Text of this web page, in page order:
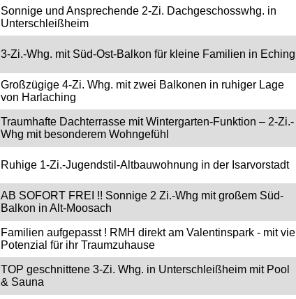
Sonnige und Ansprechende 2-Zi. Dachgeschosswhg. in
Unterschleißheim
3-Zi.-Whg. mit Süd-Ost-Balkon für kleine Familien in Eching
Großzügige 4-Zi. Whg. mit zwei Balkonen in ruhiger Lage
von Harlaching
Traumhafte Dachterrasse mit Wintergarten-Funktion – 2-Zi.-
Whg mit besonderem Wohngefühl
Ruhige 1-Zi.-Jugendstil-Altbauwohnung in der Isarvorstadt
AB SOFORT FREI !! Sonnige 2 Zi.-Whg mit großem Süd-
Balkon in Alt-Moosach
Familien aufgepasst ! RMH direkt am Valentinspark - mit viel
Potenzial für ihr Traumzuhause
TOP geschnittene 3-Zi. Whg. in Unterschleißheim mit Pool
& Sauna